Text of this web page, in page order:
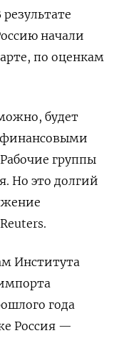
начали
по оценкам
будет
финансовыми
группы
Но это долгий
Института
года
Россия —